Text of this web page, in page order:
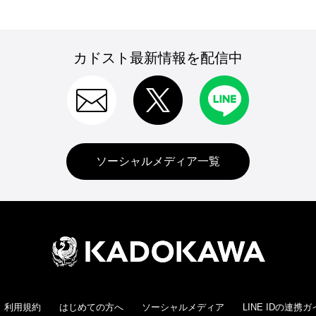
カドスト最新情報を配信中
ソーシャルメディア一覧
利用規約 はじめての方へ ソーシャルメディア LINE IDの連携ガ